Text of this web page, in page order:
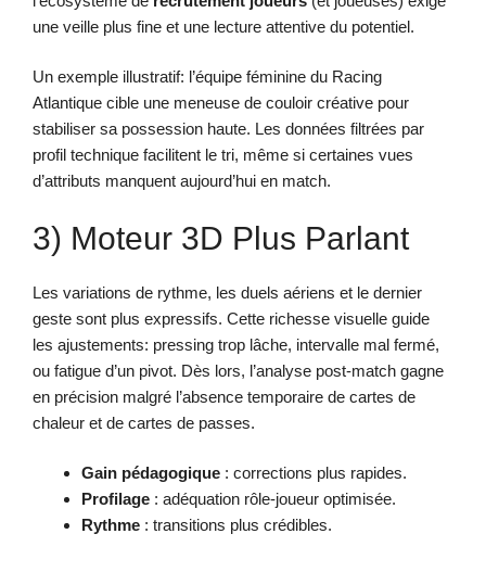
une veille plus fine et une lecture attentive du potentiel.
Un exemple illustratif: l’équipe féminine du Racing
Atlantique cible une meneuse de couloir créative pour
stabiliser sa possession haute. Les données filtrées par
profil technique facilitent le tri, même si certaines vues
d’attributs manquent aujourd’hui en match.
3) Moteur 3D Plus Parlant
Les variations de rythme, les duels aériens et le dernier
geste sont plus expressifs. Cette richesse visuelle guide
les ajustements: pressing trop lâche, intervalle mal fermé,
ou fatigue d’un pivot. Dès lors, l’analyse post-match gagne
en précision malgré l’absence temporaire de cartes de
chaleur et de cartes de passes.
Gain pédagogique : corrections plus rapides.
Profilage : adéquation rôle-joueur optimisée.
Rythme : transitions plus crédibles.